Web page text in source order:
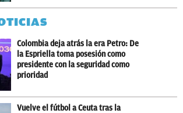
Colombia deja atrás la era Petro: De
la Espriella toma posesión como
presidente con la seguridad como
prioridad
Vuelve el fútbol a Ceuta tras la